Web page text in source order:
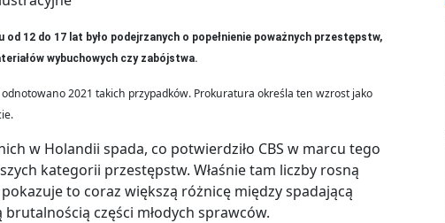
od 12 do 17 lat było podejrzanych o popełnienie poważnych przestępstw,
wybuchowych czy zabójstwa.
2021 takich przypadków. Prokuratura określa ten wzrost jako
w Holandii spada, co potwierdziło CBS w marcu tego
kategorii przestępstw. Właśnie tam liczby rosną
to coraz większą różnicę między spadającą
części młodych sprawców.